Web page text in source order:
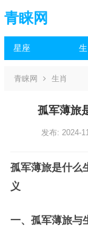
青睐网
星座
青睐网 生肖
孤军薄旅
发布: 2024-
孤军薄旅是什么
义
一、孤军薄旅与